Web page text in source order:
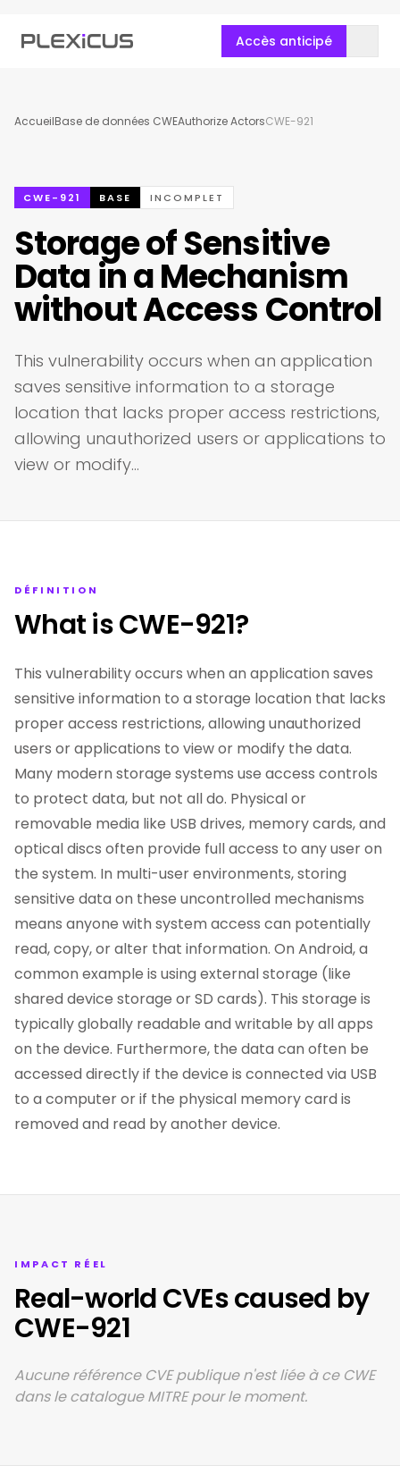
Accès anticipé
AccueilBase de données CWEAuthorize ActorsCWE-921
CWE-921 BASE INCOMPLET
Storage of Sensitive
Data in a Mechanism
without Access Control
This vulnerability occurs when an application
saves sensitive information to a storage
location that lacks proper access restrictions,
allowing unauthorized users or applications to
view or modify…
DÉFINITION
What is CWE-921?
This vulnerability occurs when an application saves
sensitive information to a storage location that lacks
proper access restrictions, allowing unauthorized
users or applications to view or modify the data.
Many modern storage systems use access controls
to protect data, but not all do. Physical or
removable media like USB drives, memory cards, and
optical discs often provide full access to any user on
the system. In multi-user environments, storing
sensitive data on these uncontrolled mechanisms
means anyone with system access can potentially
read, copy, or alter that information. On Android, a
common example is using external storage (like
shared device storage or SD cards). This storage is
typically globally readable and writable by all apps
on the device. Furthermore, the data can often be
accessed directly if the device is connected via USB
to a computer or if the physical memory card is
removed and read by another device.
IMPACT RÉEL
Real-world CVEs caused by
CWE-921
Aucune référence CVE publique n'est liée à ce CWE
dans le catalogue MITRE pour le moment.